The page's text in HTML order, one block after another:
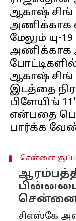
ஆகாஷ் சிங்
அணிக்காக
மேலும் யு-
அணிக்காக
ஆகாஷ் சிங்
இடத்தை
பிளேயிங்
என்பதை
சென்னை
சென்னை
சிஎஸ்கே